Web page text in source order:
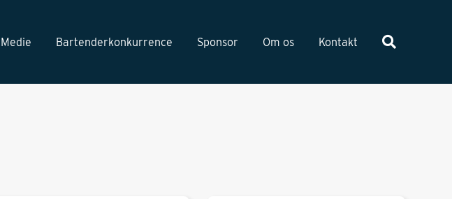
Medie Bartenderkonkurrence Sponsor Om os Kontakt